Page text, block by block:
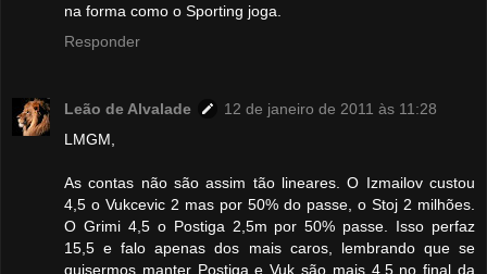
na forma como o Sporting joga.
Responder
Leão de Alvalade
12 de janeiro de 2011 às 11:28
LMGM,
As contas não são assim tão lineares. O Izmailov custou
4,5 o Vukcevic 2 mas por 50% do passe, o Stoj 2 milhões.
O Grimi 4,5 o Postiga 2,5m por 50% passe. Isso perfaz
15,5 e falo apenas dos mais caros, lembrando que se
quisermos manter Postiga e Vuk são mais 4,5 no final da